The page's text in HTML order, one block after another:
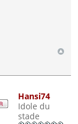
Hansi74
Idole du
stade